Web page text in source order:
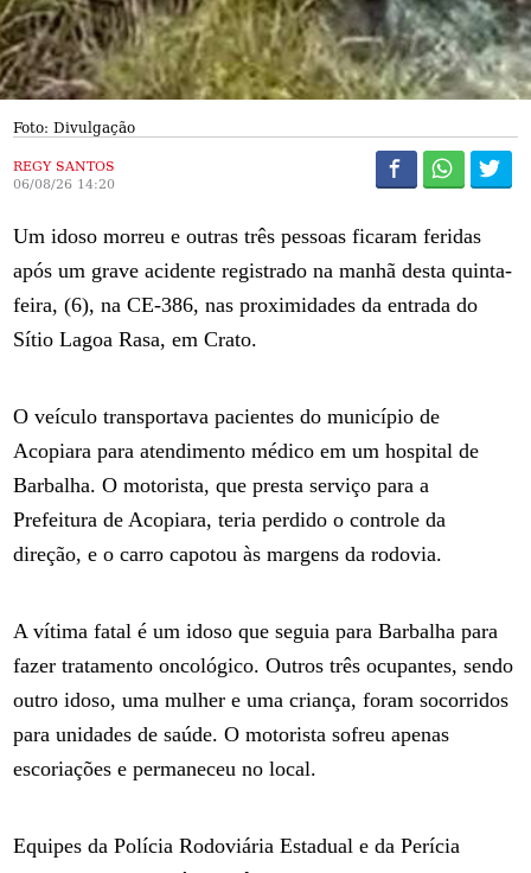
Foto: Divulgação
REGY SANTOS
06/08/26 14:20
Um idoso morreu e outras três pessoas ficaram feridas
após um grave acidente registrado na manhã desta quinta-
feira, (6), na CE-386, nas proximidades da entrada do
Sítio Lagoa Rasa, em Crato.
O veículo transportava pacientes do município de
Acopiara para atendimento médico em um hospital de
Barbalha. O motorista, que presta serviço para a
Prefeitura de Acopiara, teria perdido o controle da
direção, e o carro capotou às margens da rodovia.
A vítima fatal é um idoso que seguia para Barbalha para
fazer tratamento oncológico. Outros três ocupantes, sendo
outro idoso, uma mulher e uma criança, foram socorridos
para unidades de saúde. O motorista sofreu apenas
escoriações e permaneceu no local.
Equipes da Polícia Rodoviária Estadual e da Perícia